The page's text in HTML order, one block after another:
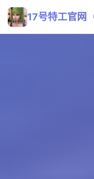
17号特工官网